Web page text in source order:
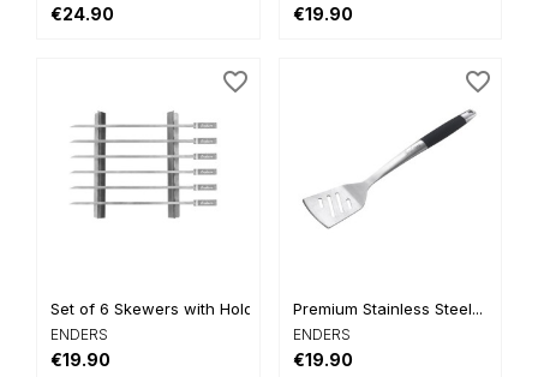
€24.90 €19.90
Set of 6 Skewers with Holder
ENDERS
€19.90
favorite_border
Premium Stainless Steel...
ENDERS
€19.90
favorite_border